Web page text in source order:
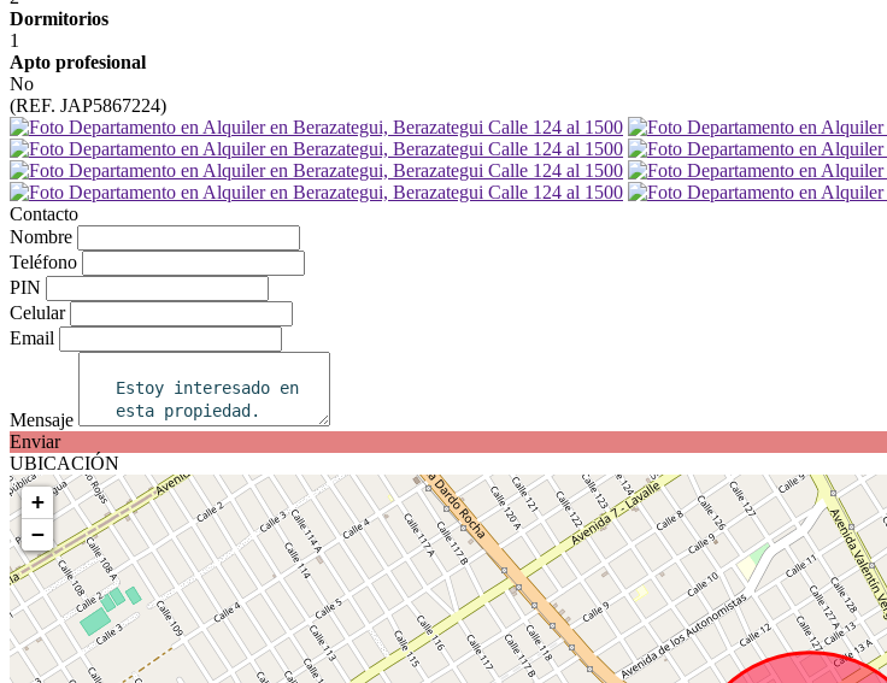
Dormitorios
1
Apto profesional
No
(REF. JAP5867224)
Contacto
Nombre
Teléfono
PIN
Celular
Email
Mensaje
Enviar
UBICACIÓN
+
−